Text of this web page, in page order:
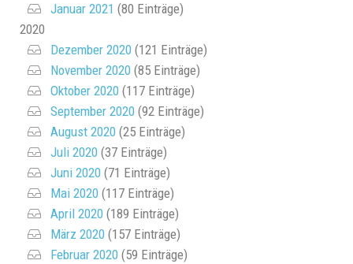
Januar 2021 (80 Einträge)
2020
Dezember 2020 (121 Einträge)
November 2020 (85 Einträge)
Oktober 2020 (117 Einträge)
September 2020 (92 Einträge)
August 2020 (25 Einträge)
Juli 2020 (37 Einträge)
Juni 2020 (71 Einträge)
Mai 2020 (117 Einträge)
April 2020 (189 Einträge)
März 2020 (157 Einträge)
Februar 2020 (59 Einträge)